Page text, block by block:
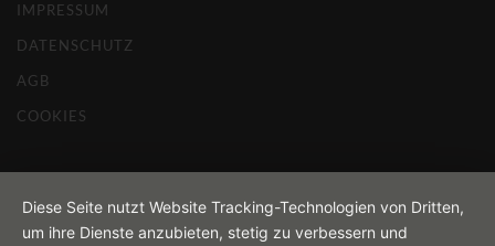
IMPRESSUM
DATENSCHUTZ
AGB
COOKIES
Diese Seite nutzt Website Tracking-Technologien von Dritten,
um ihre Dienste anzubieten, stetig zu verbessern und